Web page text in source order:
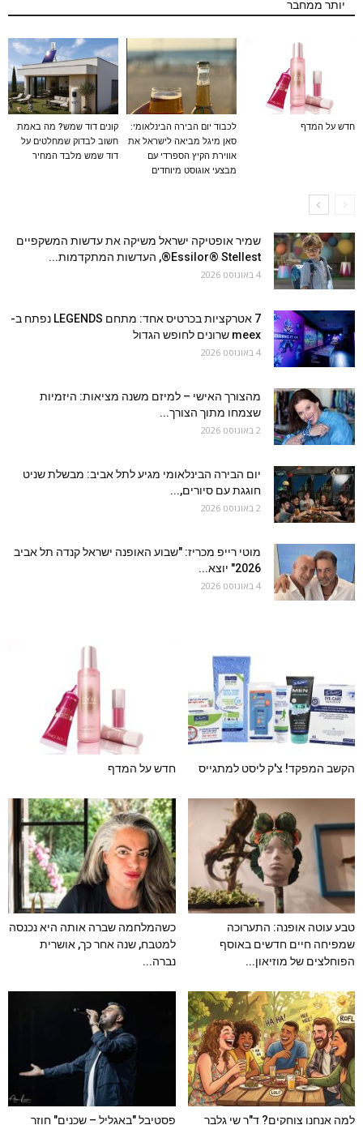
יותר ממחבר
חדש על המדף
לכבוד יום הבירה הבינלאומי:
סאן מיגל מביאה לישראל את
אווירת הקיץ הספרדי עם
מבצעי אוגוסט מיוחדים
קונים דוד שמש? מה באמת
חשוב לבדוק שמחלטים על
דוד שמש מלבד המחיר
שמיר אופטיקה ישראל משיקה את עדשות המשקפיים
Essilor® Stellest®, העדשות המתקדמות...
4 באוגוסט 2026
7 אטרקציות בכרטיס אחד: מתחם LEGENDS נפתח ב-
meex שרונים לחופש הגדול
4 באוגוסט 2026
מהצורך האישי – למיזם משנה מציאות: היזמיות
שצמחו מתוך הצורך...
2 באוגוסט 2026
יום הבירה הבינלאומי מגיע לתל אביב: מבשלת שניט
חוגגת עם סיורים,...
2 באוגוסט 2026
מוטי רייפ מכריז: "שבוע האופנה ישראל קנדה תל אביב
2026" יוצא...
4 באוגוסט 2026
הקשב המפקד! צ'ק ליסט למתגייס חדש על המדף
טבע עוטה אופנה: התערוכה
שמפיחה חיים חדשים באוסף
הפוחלצים של מוזיאון...
כשהמלחמה שברה אותה היא נכנסה
למטבח, שנה אחר כך, אושרית
נברה...
למה אנחנו צוחקים? ד"ר שי גלבר פסטיבל "באגליל – שכנים" חוזר